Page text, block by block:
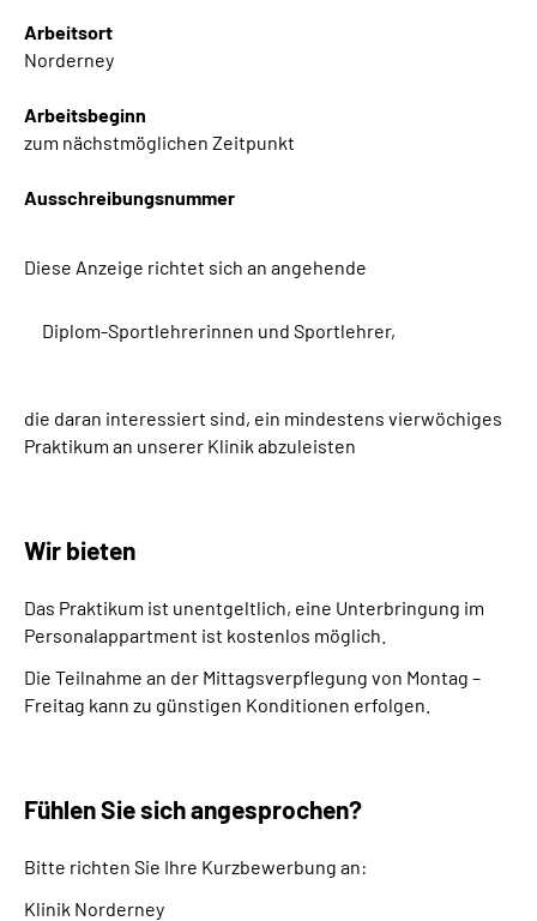
Online-Services
Inhalte in Gebärdensprache (DGS)
Arbeitsort
Norderney
Arbeitsbeginn
zum nächstmöglichen Zeitpunkt
Ausschreibungsnummer
Diese Anzeige richtet sich an angehende
Diplom-Sportlehrerinnen und Sportlehrer,
die daran interessiert sind, ein mindestens vierwöchiges
Praktikum an unserer Klinik abzuleisten
Wir bieten
Das Praktikum ist unentgeltlich, eine Unterbringung im
Personalappartment ist kostenlos möglich.
Die Teilnahme an der Mittagsverpflegung von Montag –
Freitag kann zu günstigen Konditionen erfolgen.
Fühlen Sie sich angesprochen?
Bitte richten Sie Ihre Kurzbewerbung an:
Klinik Norderney